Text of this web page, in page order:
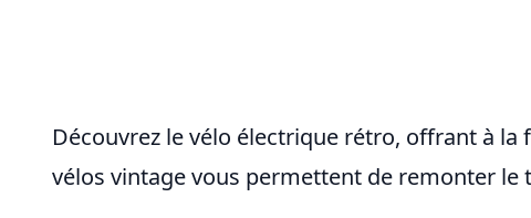
Découvrez le vélo électrique rétro, offrant à la
vélos vintage vous permettent de remonter le